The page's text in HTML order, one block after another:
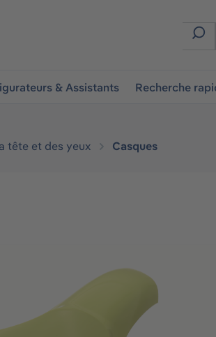
& Assistants Recherche
tête et des yeux Casques